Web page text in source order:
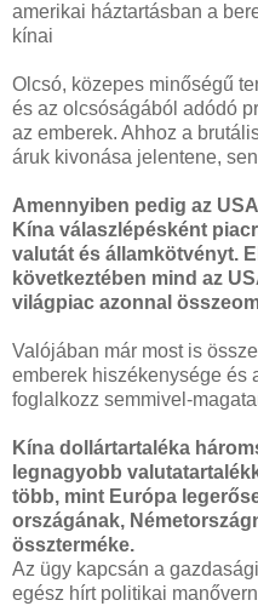
amerikai háztartásban a
kínai
Olcsó, közepes minőségű
és az olcsóságából adódó
az emberek. Ahhoz a
áruk kivonása jelentene,
Amennyiben pedig az
Kína válaszlépésként
valutát és államkötvényt.
következtében mind az
világpiac azonnal
Valójában már most is
emberek hiszékenysége és
foglalkozz semmivel-
Kína dollártartaléka
legnagyobb
több, mint Európa
országának,
összterméke.
Az ügy kapcsán a
egész hírt politikai